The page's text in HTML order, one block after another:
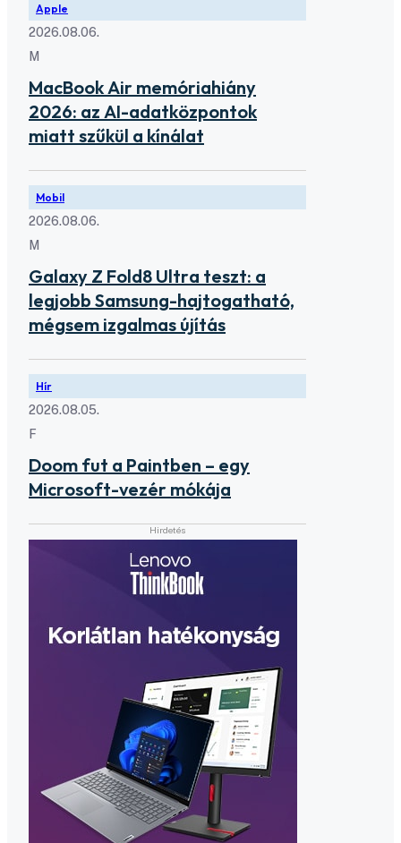
Apple
2026.08.06.
M
MacBook Air memóriahiány
2026: az AI-adatközpontok
miatt szűkül a kínálat
Mobil
2026.08.06.
M
Galaxy Z Fold8 Ultra teszt: a
legjobb Samsung-hajtogatható,
mégsem izgalmas újítás
Hír
2026.08.05.
F
Doom fut a Paintben – egy
Microsoft-vezér mókája